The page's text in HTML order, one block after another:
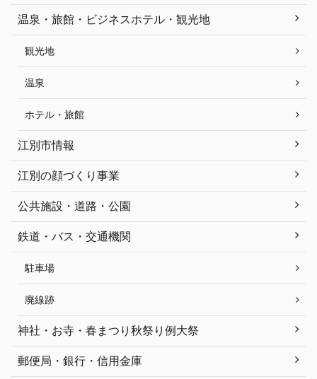
温泉・旅館・ビジネスホテル・観光地
観光地
温泉
ホテル・旅館
江別市情報
江別の顔づくり事業
公共施設・道路・公園
鉄道・バス・交通機関
駐車場
廃線跡
神社・お寺・春まつり秋祭り例大祭
郵便局・銀行・信用金庫